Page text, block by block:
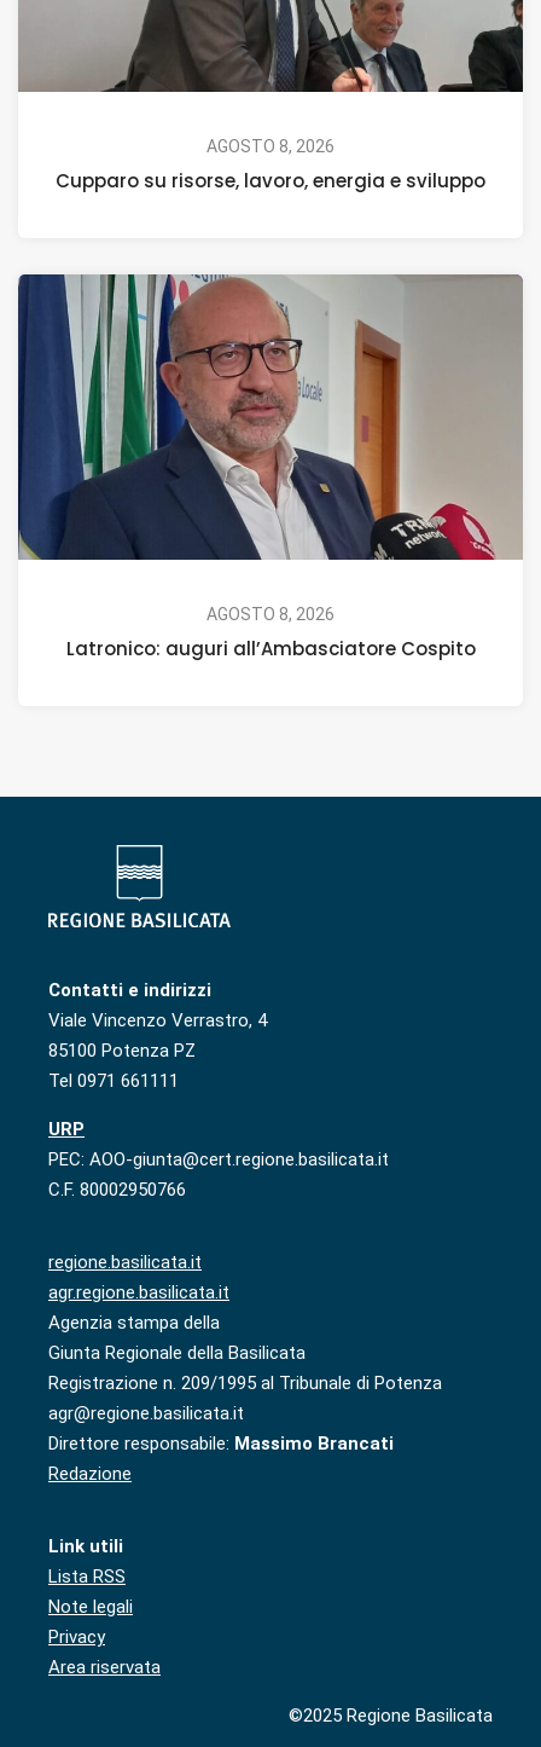
AGOSTO 8, 2026
Cupparo su risorse, lavoro, energia e sviluppo
AGOSTO 8, 2026
Latronico: auguri all’Ambasciatore Cospito
Contatti e indirizzi
Viale Vincenzo Verrastro, 4
85100 Potenza PZ
Tel 0971 661111
URP
PEC: AOO-giunta@cert.regione.basilicata.it
C.F. 80002950766
regione.basilicata.it
agr.regione.basilicata.it
Agenzia stampa della
Giunta Regionale della Basilicata
Registrazione n. 209/1995 al Tribunale di Potenza
agr@regione.basilicata.it
Direttore responsabile: Massimo Brancati
Redazione
Link utili
Lista RSS
Note legali
Privacy
Area riservata
©2025 Regione Basilicata